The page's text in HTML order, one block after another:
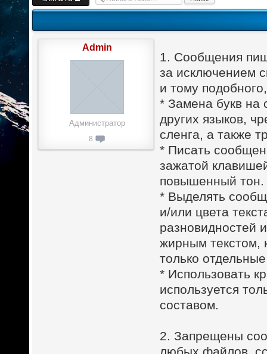
1. Сообщения
за исключением
и тому
* Замена букв на
других языков,
сленга, а также
* Писать
зажатой
повышенный тон.
* Выделять
и/или цвета
разновидностей
жирным текстом,
только
* Использовать
используется
составом.
2. Запрещены
Admin
Администратор
8